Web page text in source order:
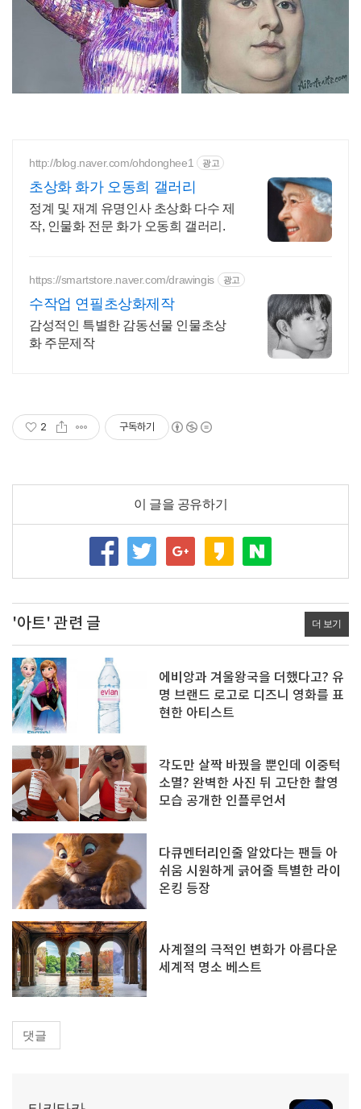
http://blog.naver.com/ohdonghee1 광고
초상화 화가 오동희 갤러리
정계 및 재계 유명인사 초상화 다수 제
작, 인물화 전문 화가 오동희 갤러리.
https://smartstore.naver.com/drawingis 광고
수작업 연필초상화제작
감성적인 특별한 감동선물 인물초상
화 주문제작
2 구독하기
이 글을 공유하기
'아트' 관련 글 더 보기
에비앙과 겨울왕국을 더했다고? 유
명 브랜드 로고로 디즈니 영화를 표
현한 아티스트
각도만 살짝 바꿨을 뿐인데 이중턱
소멸? 완벽한 사진 뒤 고단한 촬영
모습 공개한 인플루언서
다큐멘터리인줄 알았다는 팬들 아
쉬움 시원하게 긁어줄 특별한 라이
온킹 등장
사계절의 극적인 변화가 아름다운
세계적 명소 베스트
댓글